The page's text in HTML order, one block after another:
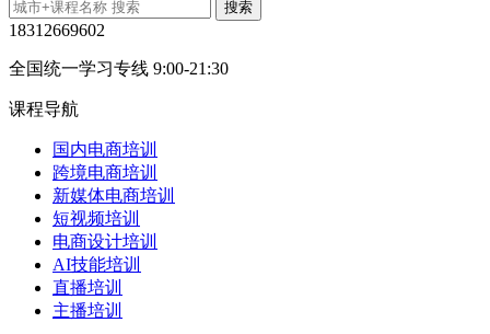
18312669602
全国统一学习专线 9:00-21:30
课程导航
国内电商培训
跨境电商培训
新媒体电商培训
短视频培训
电商设计培训
AI技能培训
直播培训
主播培训